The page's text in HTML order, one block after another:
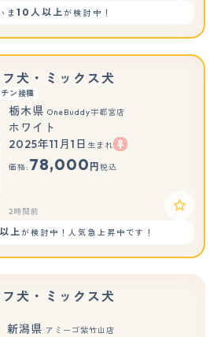
ま 10人以上が検討中！
犬・ミックス犬
ン接種
もっと見る
栃木県 OneBuddy宇都宮店
ホワイト
2025年11月1日 生まれ
価格: 78,000 円 税込
2時間前
上が検討中！人気急上昇中です！
犬・ミックス犬
新潟県 アミーゴ紫竹山店